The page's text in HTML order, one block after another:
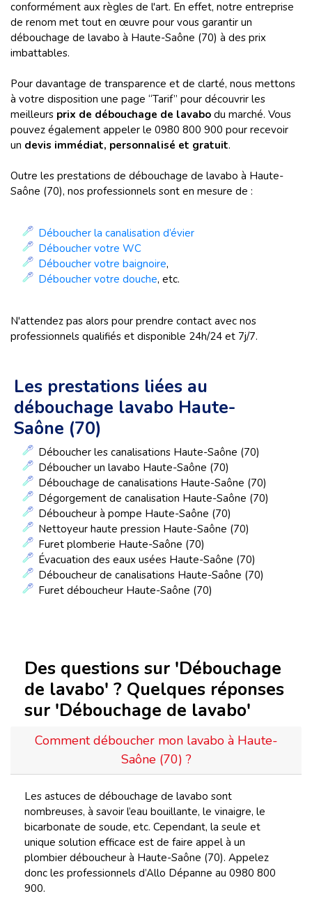
conformément aux règles de l'art. En effet, notre entreprise
de renom met tout en œuvre pour vous garantir un
débouchage de lavabo à Haute-Saône (70) à des prix
imbattables.
Pour davantage de transparence et de clarté, nous mettons
à votre disposition une page “Tarif” pour découvrir les
meilleurs prix de débouchage de lavabo du marché. Vous
pouvez également appeler le 0980 800 900 pour recevoir
un devis immédiat, personnalisé et gratuit.
Outre les prestations de débouchage de lavabo à Haute-
Saône (70), nos professionnels sont en mesure de :
Déboucher la canalisation d’évier
Déboucher votre WC
Déboucher votre baignoire,
Déboucher votre douche, etc.
N'attendez pas alors pour prendre contact avec nos
professionnels qualifiés et disponible 24h/24 et 7j/7.
Les prestations liées au
débouchage lavabo Haute-
Saône (70)
Déboucher les canalisations Haute-Saône (70)
Déboucher un lavabo Haute-Saône (70)
Débouchage de canalisations Haute-Saône (70)
Dégorgement de canalisation Haute-Saône (70)
Déboucheur à pompe Haute-Saône (70)
Nettoyeur haute pression Haute-Saône (70)
Furet plomberie Haute-Saône (70)
Évacuation des eaux usées Haute-Saône (70)
Déboucheur de canalisations Haute-Saône (70)
Furet déboucheur Haute-Saône (70)
Des questions sur 'Débouchage
de lavabo' ? Quelques réponses
sur 'Débouchage de lavabo'
Comment déboucher mon lavabo à Haute-
Saône (70) ?
Les astuces de débouchage de lavabo sont
nombreuses, à savoir l’eau bouillante, le vinaigre, le
bicarbonate de soude, etc. Cependant, la seule et
unique solution efficace est de faire appel à un
plombier déboucheur à Haute-Saône (70). Appelez
donc les professionnels d’Allo Dépanne au 0980 800
900.